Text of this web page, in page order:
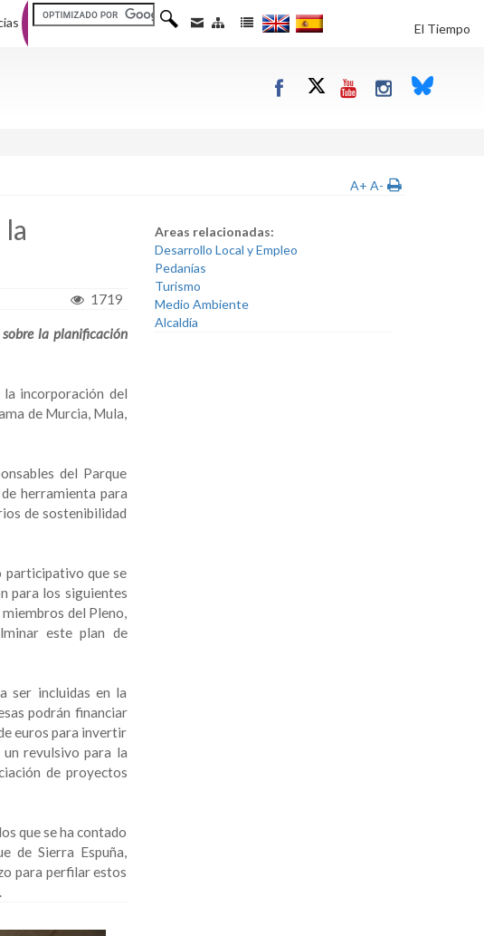
El Tiempo
A+ A-
1719
la planificación
la incorporación del
de Murcia, Mula,
del Parque
herramienta para
de sostenibilidad
participativo que se
para los siguientes
del Pleno,
este plan de
ser incluidas en la
podrán financiar
euros para invertir
revulsivo para la
de proyectos
que se ha contado
de Sierra Espuña,
para perfilar estos
Areas relacionadas:
Desarrollo Local y Empleo
Pedanías
Turismo
Medio Ambiente
Alcaldía